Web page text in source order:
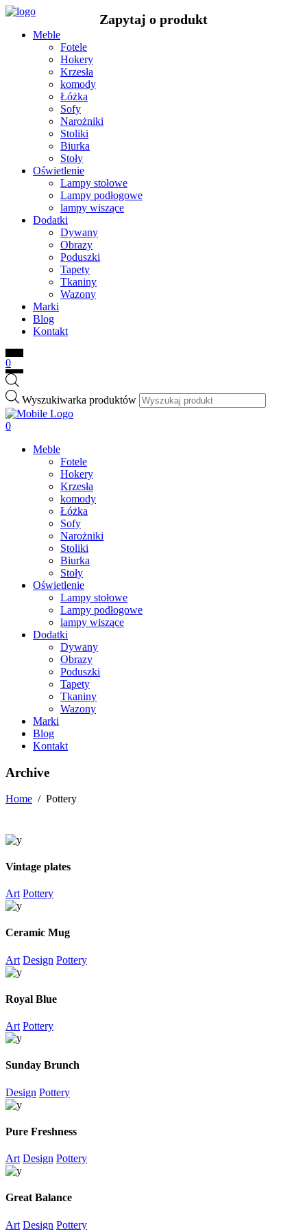
Meble
Fotele
Hokery
Krzesła
komody
Łóżka
Sofy
Narożniki
Stoliki
Biurka
Stoły
Oświetlenie
Lampy stołowe
Lampy podłogowe
lampy wiszące
Dodatki
Dywany
Obrazy
Poduszki
Tapety
Tkaniny
Wazony
Marki
Blog
Kontakt
0
Wyszukiwarka produktów
0
Meble
Fotele
Hokery
Krzesła
komody
Łóżka
Sofy
Narożniki
Stoliki
Biurka
Stoły
Oświetlenie
Lampy stołowe
Lampy podłogowe
lampy wiszące
Dodatki
Dywany
Obrazy
Poduszki
Tapety
Tkaniny
Wazony
Marki
Blog
Kontakt
Archive
Home / Pottery
Vintage plates
Art Pottery
Ceramic Mug
Art Design Pottery
Royal Blue
Art Pottery
Sunday Brunch
Design Pottery
Pure Freshness
Art Design Pottery
Great Balance
Art Design Pottery